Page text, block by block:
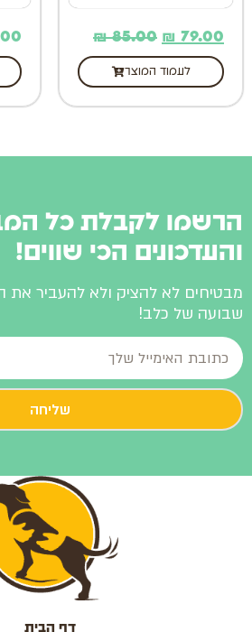
79.00
₪
85.00
₪
לעמוד המוצר
הרשמו לקבלת כל
והעדכונים הכי שווים!
מבטיחים לא להציק ולא להעביר את
שבועה של כלב!
שליחה
דף הבית